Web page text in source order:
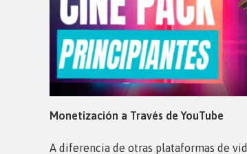
Monetización a Través de YouTube
A diferencia de otras plataformas de